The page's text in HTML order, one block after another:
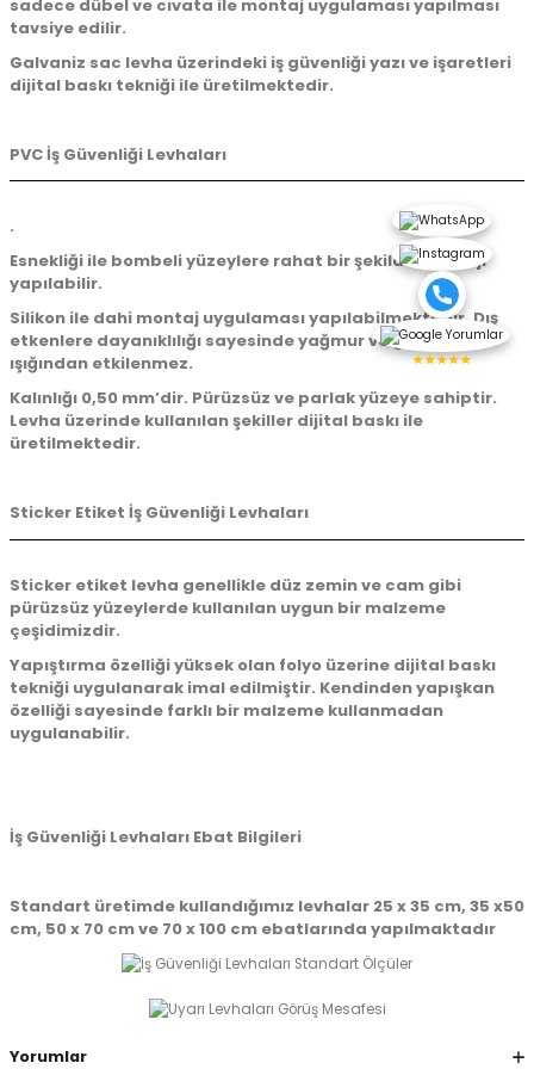
sadece dübel ve cıvata ile montaj uygulaması yapılması
tavsiye edilir.
Galvaniz sac levha üzerindeki iş güvenliği yazı ve işaretleri
dijital baskı tekniği ile üretilmektedir.
PVC İş Güvenliği Levhaları
.
Esnekliği ile bombeli yüzeylere rahat bir şekilde montajı
yapılabilir.
Silikon ile dahi montaj uygulaması yapılabilmektedir. Dış
etkenlere dayanıklılığı sayesinde yağmur ve güneş
ışığından etkilenmez.
Kalınlığı 0,50 mm’dir. Pürüzsüz ve parlak yüzeye sahiptir.
Levha üzerinde kullanılan şekiller dijital baskı ile
üretilmektedir.
Sticker Etiket İş Güvenliği Levhaları
Sticker etiket levha genellikle düz zemin ve cam gibi
pürüzsüz yüzeylerde kullanılan uygun bir malzeme
çeşidimizdir.
Yapıştırma özelliği yüksek olan folyo üzerine dijital baskı
tekniği uygulanarak imal edilmiştir. Kendinden yapışkan
özelliği sayesinde farklı bir malzeme kullanmadan
uygulanabilir.
İş Güvenliği Levhaları Ebat Bilgileri
Standart üretimde kullandığımız levhalar 25 x 35 cm, 35 x50
cm, 50 x 70 cm ve 70 x 100 cm ebatlarında yapılmaktadır
Yorumlar
★★★★★